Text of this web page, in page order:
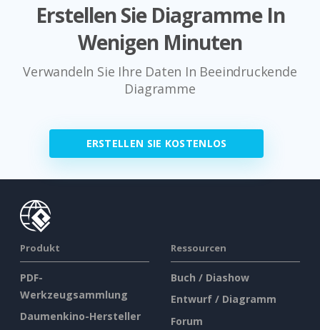
Erstellen Sie Diagramme In
Wenigen Minuten
Verwandeln Sie Ihre Daten In Beeindruckende
Diagramme
ERSTELLEN SIE KOSTENLOS
Produkt
PDF-
Werkzeugsammlung
Daumenkino-Hersteller
Ressourcen
Buch / Diashow
Entwurf / Diagramm
Forum